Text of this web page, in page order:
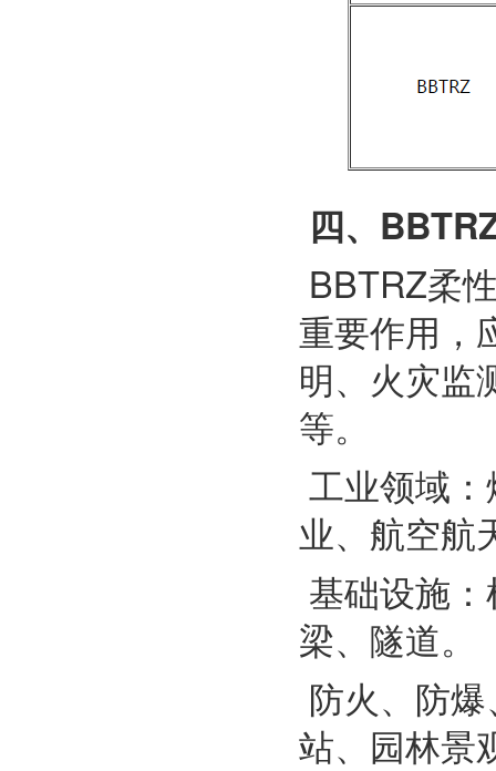
四、
BBTRZ柔
重要作用，
明、火灾监
等。
工业领域
业、航空航
基础设施
梁、隧道。
防火、防
站、园林景